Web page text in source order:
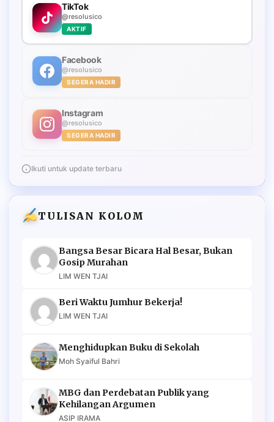
TikTok
@resolusico
AKTIF
Facebook
@resolusico
SEGERA HADIR
Instagram
@resolusico
SEGERA HADIR
Ikuti untuk update terbaru
TULISAN KOLOM
Bangsa Besar Bicara Hal Besar, Bukan
Gosip Murahan
LIM WEN TJAI
Beri Waktu Jumhur Bekerja!
LIM WEN TJAI
Menghidupkan Buku di Sekolah
Moh Syaiful Bahri
MBG dan Perdebatan Publik yang
Kehilangan Argumen
ASIP IRAMA